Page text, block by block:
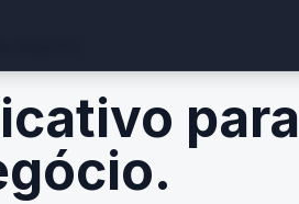
para